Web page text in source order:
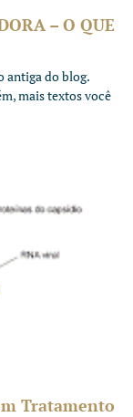
– O QUE
antiga do blog.
mais textos você
Tratamento